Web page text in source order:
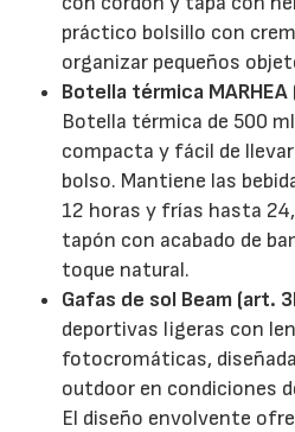
práctico bolsillo con
organizar pequeños
Botella térmica
Botella térmica de 500
compacta y fácil de
bolso. Mantiene las
12 horas y frías hasta
tapón con acabado de
toque natural.
Gafas de sol Beam (art.
deportivas ligeras con
fotocromáticas,
outdoor en condiciones
El diseño envolvente